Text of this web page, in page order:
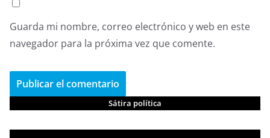
Guarda mi nombre, correo electrónico y web en este
navegador para la próxima vez que comente.
Sátira política